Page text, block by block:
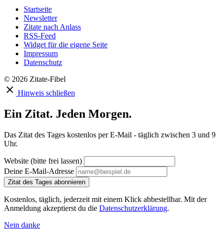
Startseite
Newsletter
Zitate nach Anlass
RSS-Feed
Widget für die eigene Seite
Impressum
Datenschutz
© 2026 Zitate-Fibel
Hinweis schließen
Ein Zitat. Jeden Morgen.
Das Zitat des Tages kostenlos per E-Mail - täglich zwischen 3 und 9
Uhr.
Website (bitte frei lassen)
Deine E-Mail-Adresse
Zitat des Tages abonnieren
Kostenlos, täglich, jederzeit mit einem Klick abbestellbar. Mit der
Anmeldung akzeptierst du die Datenschutzerklärung.
Nein danke